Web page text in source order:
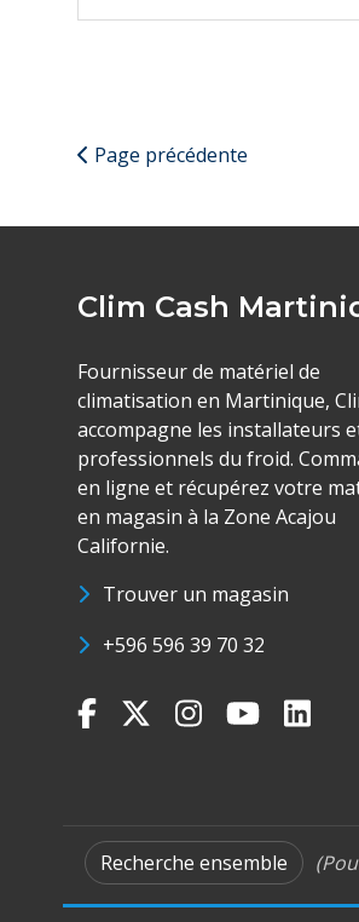
Page précédente
Clim Cash
Fournisseur de matériel de
climatisation en Martinique,
accompagne les installateurs
professionnels du froid.
en ligne et récupérez votre
en magasin à la Zone Acajou
Californie.
Trouver un magasin
+596 596 39 70 32
Recherche ensemble